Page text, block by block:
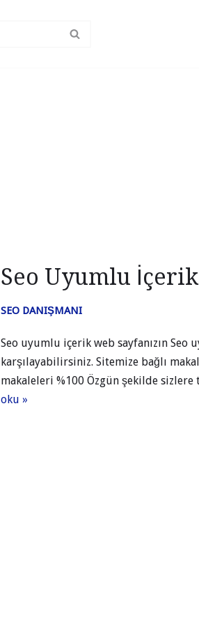
Seo Uyumlu İçerik
SEO DANIŞMANI
Seo uyumlu içerik web sayfanızın Seo
karşılayabilirsiniz. Sitemize bağlı
makaleleri %100 Özgün şekilde
oku »